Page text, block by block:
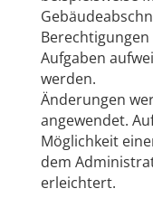
Aufgaben
werden.
Änderungen
angewendet.
Möglichkeit
dem
erleichtert.